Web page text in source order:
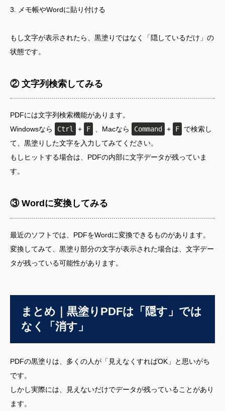
3. メモ帳やWordに貼り付ける
もし文字が表示されたら、黒塗りではなく「隠しているだけ」の
状態です。
② 文字列検索してみる
PDFには文字列検索機能があります。
Windowsなら
Ctrl + F 、Macなら Command + F
で検索し
て、黒塗りした文字を入力してみてください。
もしヒットする場合は、PDFの内部に文字データが残っていま
す。
③ Wordに変換してみる
最近のソフトでは、PDFをWordに変換できるものがあります。
変換してみて、黒塗り部分の文字が表示された場合は、文字デー
タが残っている可能性があります。
まとめ｜黒塗りPDFは「隠す」では
なく「消す」
PDFの黒塗りは、多くの人が「見えなくすればOK」と思いがち
です。
しかし実際には、見えないだけでデータが残っていることがあり
ます。